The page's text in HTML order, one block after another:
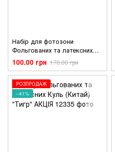
Набір для фотозони
Фольгованих та латексних
Куль (Китай) "Лисеня
персикове" АКЦІЯ
100.00 грн 170.00 грн
РОЗПРОДАЖ
−41%